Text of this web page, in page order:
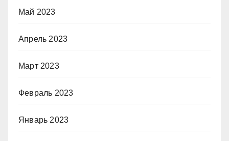
Май 2023
Апрель 2023
Март 2023
Февраль 2023
Январь 2023